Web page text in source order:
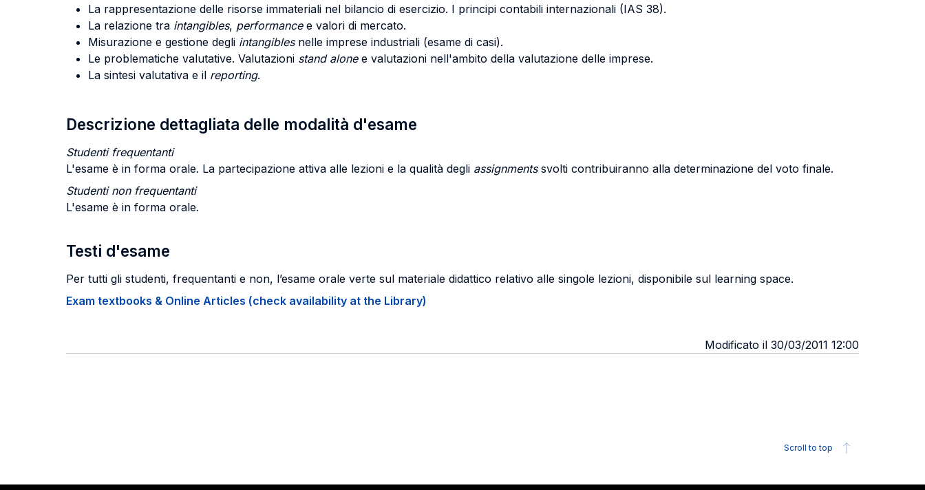
La rappresentazione delle risorse immateriali nel bilancio di esercizio. I principi contabili internazionali (IAS 38).
La relazione tra intangibles, performance e valori di mercato.
Misurazione e gestione degli intangibles nelle imprese industriali (esame di casi).
Le problematiche valutative. Valutazioni stand alone e valutazioni nell'ambito della valutazione delle imprese.
La sintesi valutativa e il reporting.
Descrizione dettagliata delle modalità d'esame
Studenti frequentanti
L'esame è in forma orale. La partecipazione attiva alle lezioni e la qualità degli assignmentssvolti contribuiranno alla determinazione del voto finale.
Studenti non frequentanti
L'esame è in forma orale.
Testi d'esame
Per tutti gli studenti, frequentanti e non, l’esame orale verte sul materiale didattico relativo alle singole lezioni, disponibile sul learning space.
Exam textbooks & Online Articles (check availability at the Library)
Modificato il 30/03/2011 12:00
Scroll to top